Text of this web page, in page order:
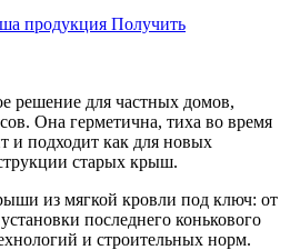
продукция Получить
решение для частных домов,
Она герметична, тиха во время
и подходит как для новых
старых крыш.
из мягкой кровли под ключ: от
последнего конькового
и строительных норм.